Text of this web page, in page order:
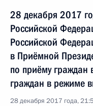
28 декабря 2017
Российской
Российской
в Приёмной
по приёму
граждан в режиме
28 декабря 2017 года,